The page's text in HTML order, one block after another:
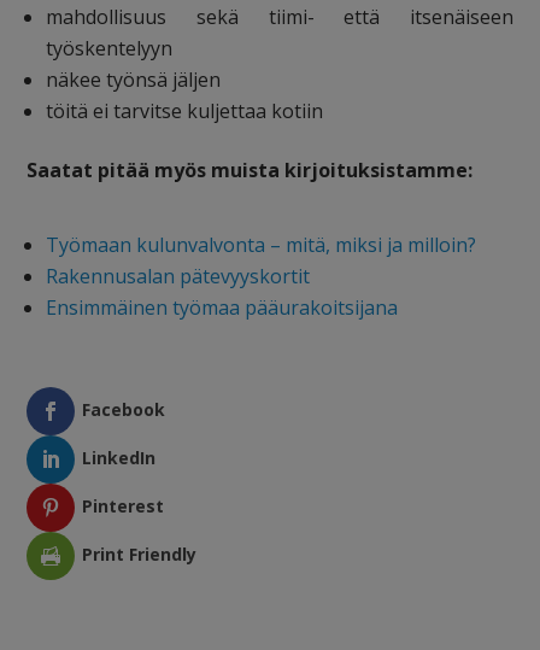
mahdollisuus sekä tiimi- että itsenäiseen
työskentelyyn
näkee työnsä jäljen
töitä ei tarvitse kuljettaa kotiin
Saatat pitää myös muista kirjoituksistamme:
Työmaan kulunvalvonta – mitä, miksi ja milloin?
Rakennusalan pätevyyskortit
Ensimmäinen työmaa pääurakoitsijana
Facebook
LinkedIn
Pinterest
Print Friendly